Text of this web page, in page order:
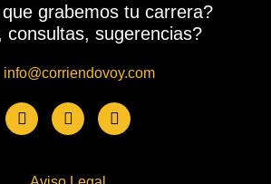
grabemos tu carrera?
consultas, sugerencias?
info@corriendovoy.com